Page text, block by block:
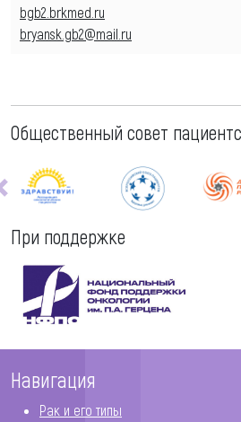
bgb2.brkmed.ru
bryansk.gb2@mail.ru
Общественный совет
При поддержке
Навигация
Рак и его типы